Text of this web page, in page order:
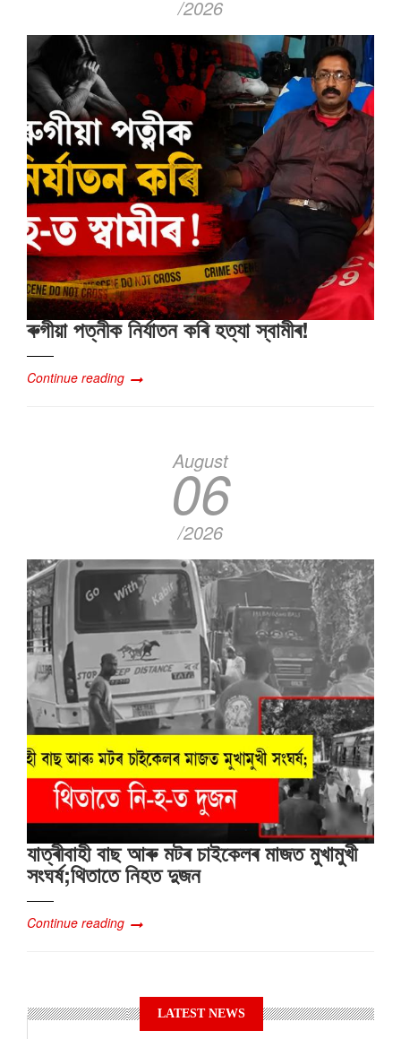
/2026
ৰুগীয়া পত্নীক নিৰ্যাতন কৰি হত্যা স্বামীৰ!
Continue reading
August
06
/2026
যাত্ৰীবাহী বাছ আৰু মটৰ চাইকেলৰ মাজত মুখামুখী
সংঘৰ্ষ;থিতাতে নিহত দুজন
Continue reading
LATEST NEWS